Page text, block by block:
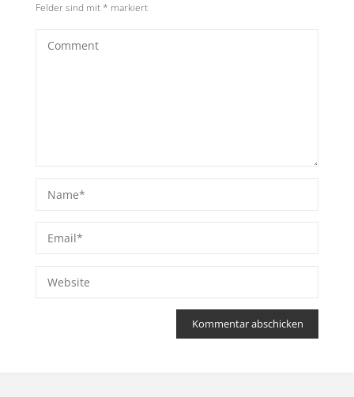
Felder sind mit * markiert